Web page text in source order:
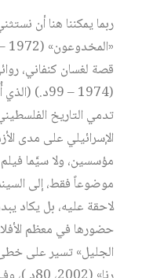
ربما يمكننا هنا أن
قصة لغسان كنفاني،
(1974 –
تدمي التاريخ
الإسرائيلي على مدى
مؤسسين، ولا سيَّما
موضوعاً فقط، إلى
لاحقة عليه، بل يكاد
حضورها في معظم
الجليل» تسير على